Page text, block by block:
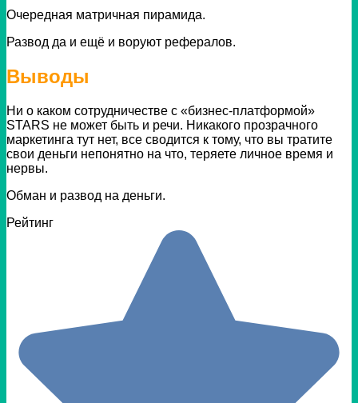
Очередная матричная пирамида.
Развод да и ещё и воруют рефералов.
Выводы
Ни о каком сотрудничестве с «бизнес-платформой»
STARS не может быть и речи. Никакого прозрачного
маркетинга тут нет, все сводится к тому, что вы тратите
свои деньги непонятно на что, теряете личное время и
нервы.
Обман и развод на деньги.
Рейтинг